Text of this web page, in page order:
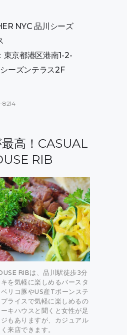
NYC 品川シーズ
東京都港区港南1-2-
ーズンテラス2F
8214
高！CASUAL
RIB
RIBは、品川駅徒歩3分
を気軽に楽しめるバースタ
リコ豚やUS産Tボーンステ
ライスで気軽に楽しめるの
キハウスと聞くと女性が足
もありますが、カジュアル
来店できます。